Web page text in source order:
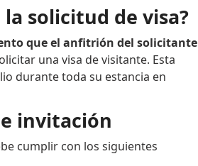
solicitud de visa?
que el anfitrión del solicitante
una visa de visitante. Esta
durante toda su estancia en
invitación
cumplir con los siguientes